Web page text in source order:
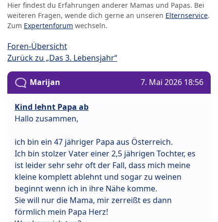
Hier findest du Erfahrungen anderer Mamas und Papas. Bei
weiteren Fragen, wende dich gerne an unseren Elternservice.
Zum Expertenforum wechseln.
Foren-Übersicht
Zurück zu „Das 3. Lebensjahr“
Marijan 7. Mai 2026 18:56
Kind lehnt Papa ab
Hallo zusammen,
ich bin ein 47 jähriger Papa aus Österreich.
Ich bin stolzer Vater einer 2,5 jährigen Tochter, es
ist leider sehr sehr oft der Fall, dass mich meine
kleine komplett ablehnt und sogar zu weinen
beginnt wenn ich in ihre Nähe komme.
Sie will nur die Mama, mir zerreißt es dann
förmlich mein Papa Herz!